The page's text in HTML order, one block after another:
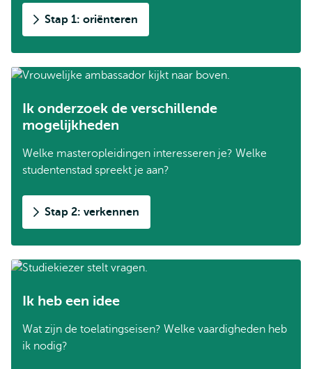
Stap 1: oriënteren
Ik onderzoek de verschillende
mogelijkheden
Welke masteropleidingen interesseren je? Welke
studentenstad spreekt je aan?
Stap 2: verkennen
Ik heb een idee
Wat zijn de toelatingseisen? Welke vaardigheden heb
ik nodig?